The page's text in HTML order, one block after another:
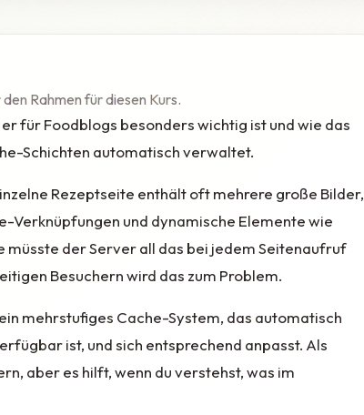
Rahmen für diesen Kurs.
für Foodblogs besonders wichtig ist und wie das
Schichten automatisch verwaltet.
Rezeptseite enthält oft mehrere große Bilder,
und dynamische Elemente wie
müsste der Server all das bei jedem Seitenaufruf
Besuchern wird das zum Problem.
mehrstufiges Cache-System, das automatisch
ist, und sich entsprechend anpasst. Als
aber es hilft, wenn du verstehst, was im